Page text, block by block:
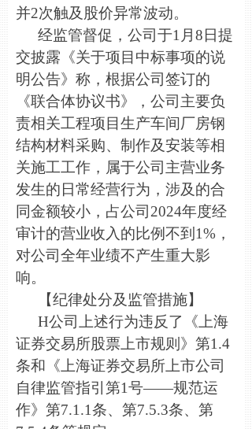
并2次触及股价异常波动。
经监管督促，公司于1月8日提
交披露《关于项目中标事项的说
明公告》称，根据公司签订的
《联合体协议书》，公司主要负
责相关工程项目生产车间厂房钢
结构材料采购、制作及安装等相
关施工工作，属于公司主营业务
发生的日常经营行为，涉及的合
同金额较小，占公司2024年度经
审计的营业收入的比例不到1%，
对公司全年业绩不产生重大影
响。
【纪律处分及监管措施】
H公司上述行为违反了《上海
证券交易所股票上市规则》第1.4
条和《上海证券交易所上市公司
自律监管指引第1号——规范运
作》第7.1.1条、第7.5.3条、第